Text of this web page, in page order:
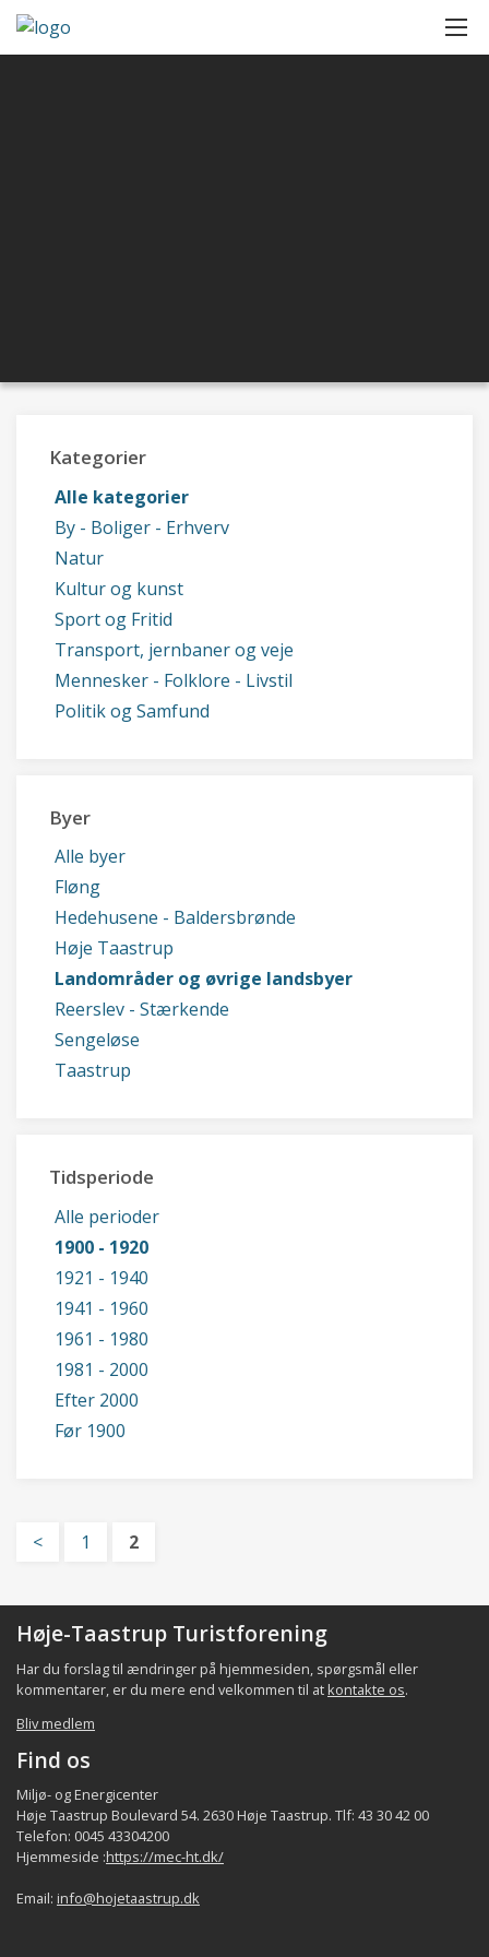
Kategorier
Alle kategorier
By - Boliger - Erhverv
Natur
Kultur og kunst
Sport og Fritid
Transport, jernbaner og veje
Mennesker - Folklore - Livstil
Politik og Samfund
Byer
Alle byer
Fløng
Hedehusene - Baldersbrønde
Høje Taastrup
Landområder og øvrige landsbyer
Reerslev - Stærkende
Sengeløse
Taastrup
Tidsperiode
Alle perioder
1900 - 1920
1921 - 1940
1941 - 1960
1961 - 1980
1981 - 2000
Efter 2000
Før 1900
< 1 2
Høje-Taastrup Turistforening
Har du forslag til ændringer på hjemmesiden, spørgsmål eller
kommentarer, er du mere end velkommen til at kontakte os.
Bliv medlem
Find os
Miljø- og Energicenter
Høje Taastrup Boulevard 54. 2630 Høje Taastrup. Tlf: 43 30 42 00
Telefon: 0045 43304200
Hjemmeside :https://mec-ht.dk/
Email: info@hojetaastrup.dk